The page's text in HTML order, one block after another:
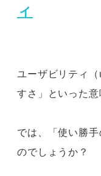
ィ
ユーザビリティ
すさ」といった意
では、「使い勝
のでしょうか？